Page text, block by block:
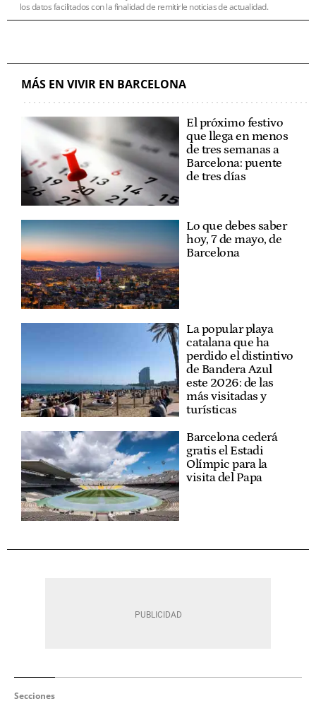
los datos facilitados con la finalidad de remitirle noticias de actualidad.
MÁS EN VIVIR EN BARCELONA
El próximo festivo
que llega en menos
de tres semanas a
Barcelona: puente
de tres días
Lo que debes saber
hoy, 7 de mayo, de
Barcelona
La popular playa
catalana que ha
perdido el distintivo
de Bandera Azul
este 2026: de las
más visitadas y
turísticas
Barcelona cederá
gratis el Estadi
Olímpic para la
visita del Papa
Secciones